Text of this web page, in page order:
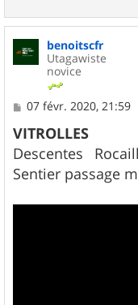
benoitscfr
Utagawiste
novice
M
s
s
a
g
e
07 févr. 2020, 21:59
VITROLLES
Descentes
Sentier passage